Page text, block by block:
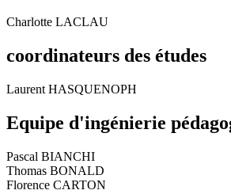
Charlotte LACLAU
coordinateurs des études
Laurent HASQUENOPH
Equipe d'ingénierie
Pascal BIANCHI
Thomas BONALD
Florence CARTON